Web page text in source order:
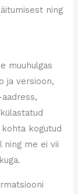
ning
muuhulgas
ja versioon,
kogutud
ning me ei vii